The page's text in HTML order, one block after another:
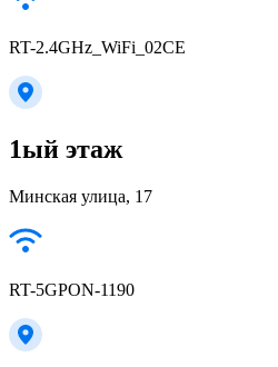
RT-2.4GHz_WiFi_02CE
1ый этаж
Минская улица, 17
RT-5GPON-1190